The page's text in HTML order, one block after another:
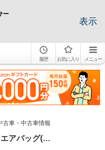
ー
表示
履歴 お気に入り メニュー
古車・中古車情報
ジャガー XKコンバーチブル エアバッグ(助手席)